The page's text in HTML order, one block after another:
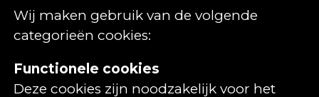
Wij maken gebruik van de volgende
categorieën cookies:
Functionele cookies
Deze cookies zijn noodzakelijk voor het